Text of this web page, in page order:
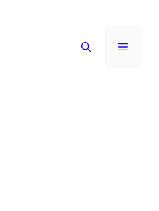
MENU